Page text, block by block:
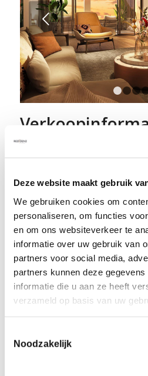
Deze website maakt gebruik
We gebruiken cookies om
personaliseren, om functies
en om ons websiteverkeer te
informatie over uw gebruik van
partners voor social media,
partners kunnen deze
informatie die u aan ze heeft
verzameld op basis van uw
Noodzakelijk
Volgende
website van
downloaden
De verkoopinformatie van
drie woongebouwen is
downloaden via dewebsite
zijn de verkoopprijzen
verkoopbrochures en de
vinden. Op basis van deze
informatie kunnen
Oranjekade er achter
woning is. In het maken van
kunnen zij worden
makelaarsen